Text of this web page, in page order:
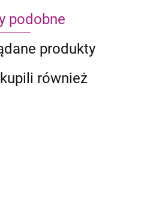
podobne
produkty
również